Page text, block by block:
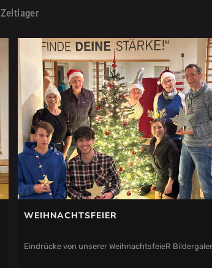
Zeltlager
WEIHNACHTSFEIER
Eindrücke von unserer WeihnachtsfeieR